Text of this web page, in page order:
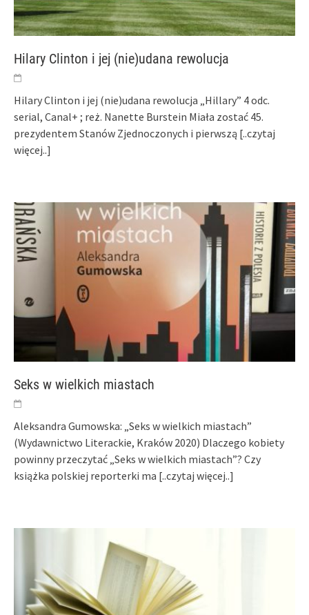
Hilary Clinton i jej (nie)udana rewolucja
Hilary Clinton i jej (nie)udana rewolucja „Hillary” 4 odc.
serial, Canal+ ; reż. Nanette Burstein Miała zostać 45.
prezydentem Stanów Zjednoczonych i pierwszą [..czytaj
więcej..]
Seks w wielkich miastach
Aleksandra Gumowska: „Seks w wielkich miastach”
(Wydawnictwo Literackie, Kraków 2020) Dlaczego kobiety
powinny przeczytać „Seks w wielkich miastach”? Czy
książka polskiej reporterki ma [..czytaj więcej..]